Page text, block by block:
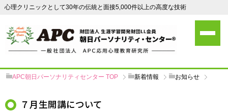
心理クリニックとして30年の伝統と面接5,000件以上の高度な技術
APC朝日パーソナリティセンター TOP 新着情報 お知らせ
７月生開講について